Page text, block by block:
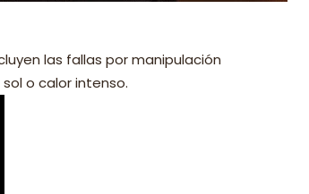
las fallas por manipulación
o calor intenso.